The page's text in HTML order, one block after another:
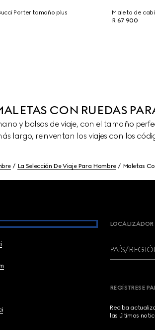
Porter tamaño plus
Maleta de
R 67 900
CON RUEDAS
y bolsas de viaje, con el tamaño
largo, reinventan los viajes con los
La Selección De Viaje Para Hombre Maletas
LOCALIZADOR
PAÍS/
REGÍSTRESE
Reciba
las últimas